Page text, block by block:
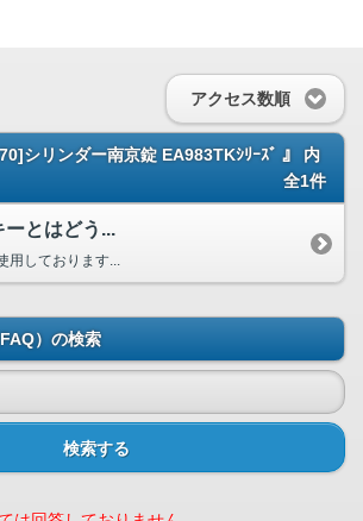
アクセス数順
シリンダー南京錠 EA983TKｼﾘｰｽﾞ 』 内
全1件
ーとはどう...
用しております...
）の検索
検索する